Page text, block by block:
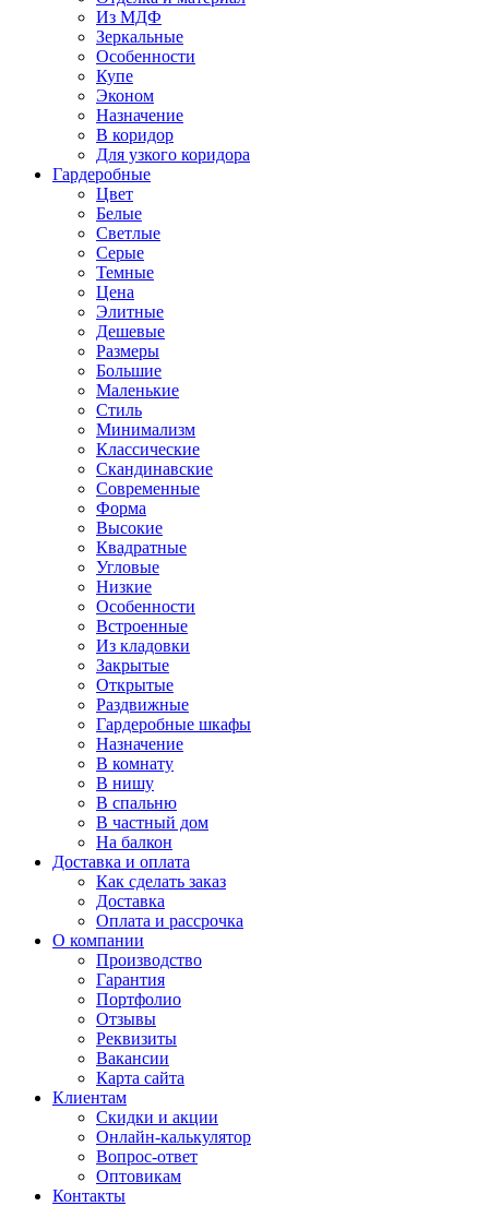
Из МДФ
Зеркальные
Особенности
Купе
Эконом
Назначение
В коридор
Для узкого коридора
Гардеробные
Цвет
Белые
Светлые
Серые
Темные
Цена
Элитные
Дешевые
Размеры
Большие
Маленькие
Стиль
Минимализм
Классические
Скандинавские
Современные
Форма
Высокие
Квадратные
Угловые
Низкие
Особенности
Встроенные
Из кладовки
Закрытые
Открытые
Раздвижные
Гардеробные шкафы
Назначение
В комнату
В нишу
В спальню
В частный дом
На балкон
Доставка и оплата
Как сделать заказ
Доставка
Оплата и рассрочка
О компании
Производство
Гарантия
Портфолио
Отзывы
Реквизиты
Вакансии
Карта сайта
Клиентам
Скидки и акции
Онлайн-калькулятор
Вопрос-ответ
Оптовикам
Контакты